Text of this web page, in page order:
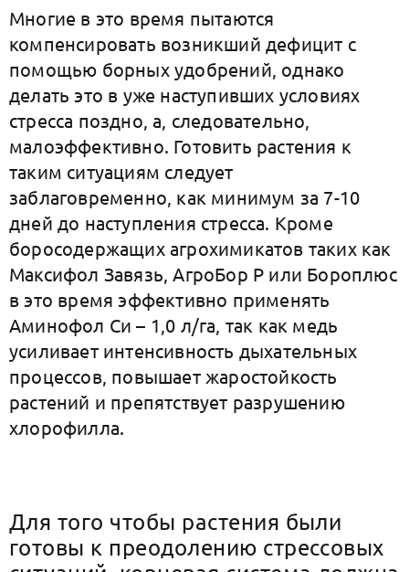
Многие в это время пытаются
компенсировать возникший дефицит с
помощью борных удобрений, однако
делать это в уже наступивших условиях
стресса поздно, а, следовательно,
малоэффективно. Готовить растения к
таким ситуациям следует
заблаговременно, как минимум за 7-10
дней до наступления стресса. Кроме
боросодержащих агрохимикатов таких как
Максифол Завязь, АгроБор Р или Бороплюс
в это время эффективно применять
Аминофол Си – 1,0 л/га, так как медь
усиливает интенсивность дыхательных
процессов, повышает жаростойкость
растений и препятствует разрушению
хлорофилла.
Для того чтобы растения были
готовы к преодолению стрессовых